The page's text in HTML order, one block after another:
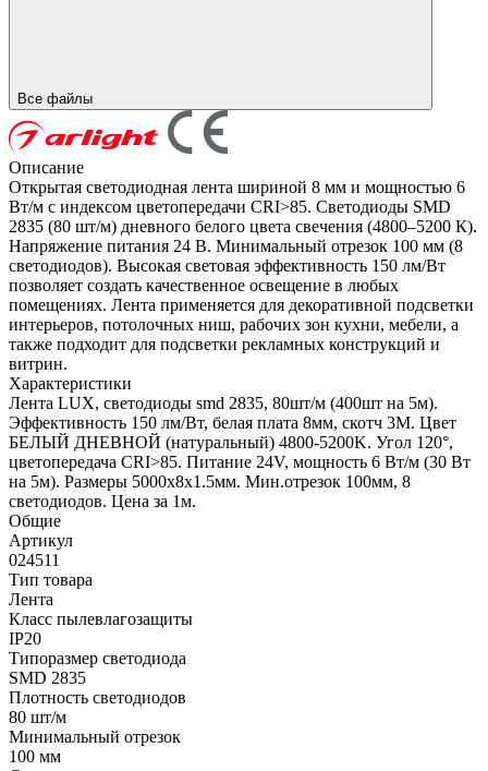
Все файлы
Описание
Открытая светодиодная лента шириной 8 мм и мощностью 6
Вт/м с индексом цветопередачи CRI>85. Светодиоды SMD
2835 (80 шт/м) дневного белого цвета свечения (4800–5200 К).
Напряжение питания 24 В. Минимальный отрезок 100 мм (8
светодиодов). Высокая световая эффективность 150 лм/Вт
позволяет создать качественное освещение в любых
помещениях. Лента применяется для декоративной подсветки
интерьеров, потолочных ниш, рабочих зон кухни, мебели, а
также подходит для подсветки рекламных конструкций и
витрин.
Характеристики
Лента LUX, светодиоды smd 2835, 80шт/м (400шт на 5м).
Эффективность 150 лм/Вт, белая плата 8мм, скотч 3М. Цвет
БЕЛЫЙ ДНЕВНОЙ (натуральный) 4800-5200K. Угол 120°,
цветопередача CRI>85. Питание 24V, мощность 6 Вт/м (30 Вт
на 5м). Размеры 5000х8х1.5мм. Мин.отрезок 100мм, 8
светодиодов. Цена за 1м.
Общие
Артикул
024511
Тип товара
Лента
Класс пылевлагозащиты
IP20
Типоразмер светодиода
SMD 2835
Плотность светодиодов
80 шт/м
Минимальный отрезок
100 мм